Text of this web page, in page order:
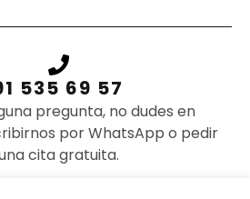
535 69 57
pregunta, no dudes en
por WhatsApp o pedir
cita gratuita.